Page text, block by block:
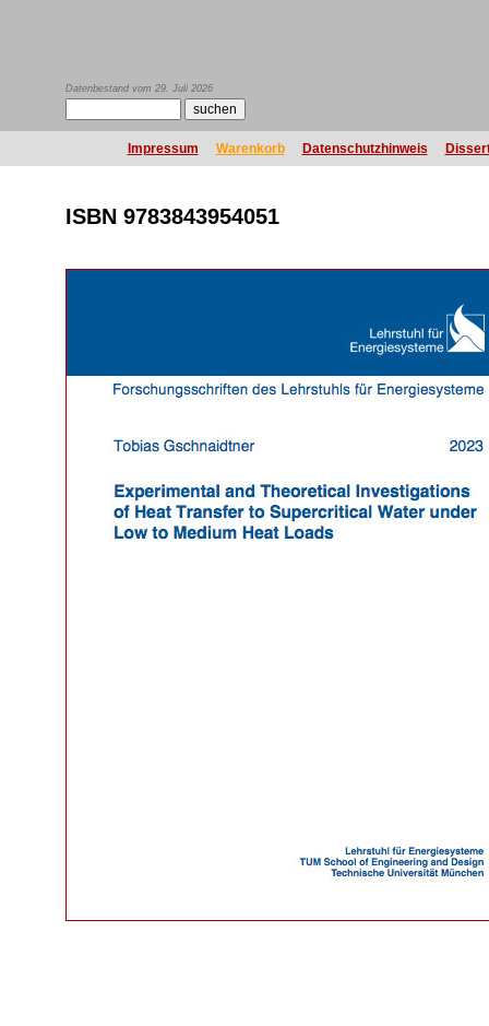
Datenbestand vom 29. Juli 2026
Impressum Warenkorb Datenschutzhinweis
ISBN 9783843954051